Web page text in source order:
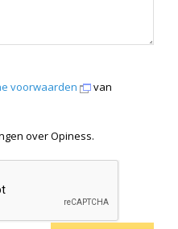
voorwaarden
van
over Opiness.